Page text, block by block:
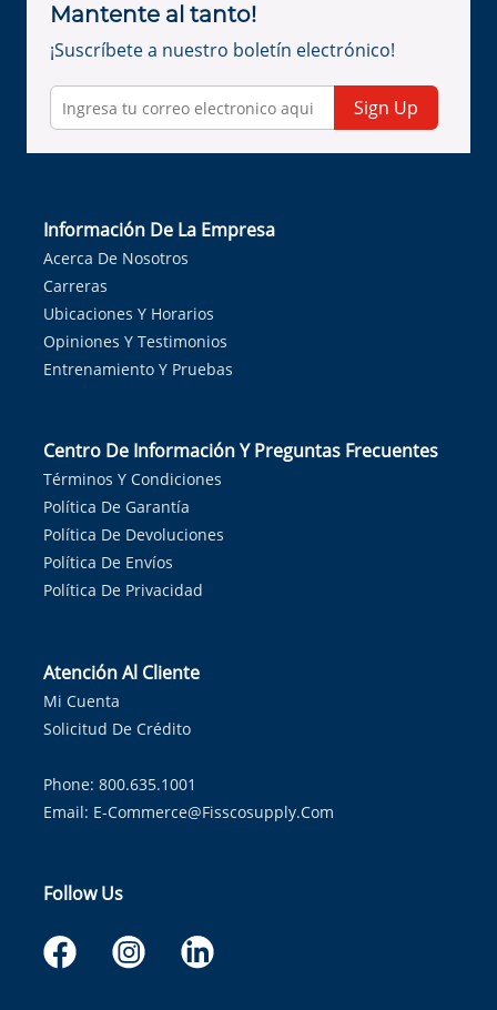
Mantente al tanto!
¡Suscríbete a nuestro boletín electrónico!
Sign Up
Información De La Empresa
Acerca De Nosotros
Carreras
Ubicaciones Y Horarios
Opiniones Y Testimonios
Entrenamiento Y Pruebas
Centro De Información Y Preguntas Frecuentes
Términos Y Condiciones
Política De Garantía
Política De Devoluciones
Política De Envíos
Política De Privacidad
Atención Al Cliente
Mi Cuenta
Solicitud De Crédito
Phone: 800.635.1001
Email: E-Commerce@fisscosupply.com
Follow Us